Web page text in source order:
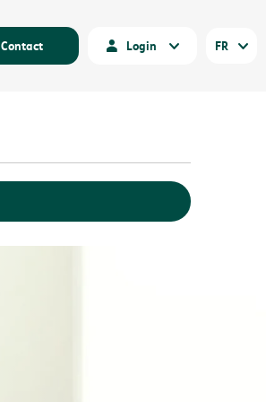
Contact Login FR